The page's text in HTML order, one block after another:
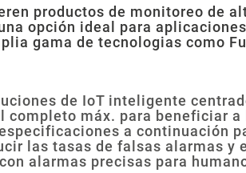
productos de monitoreo de
opción ideal para
gama de tecnologias como
de IoT inteligente
completo máx. para beneficiar
a continuación
las tasas de falsas alarmas
alarmas precisas para